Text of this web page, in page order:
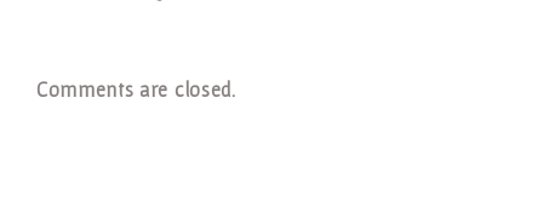
Comments are closed.